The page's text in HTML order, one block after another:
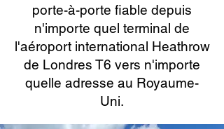
porte-à-porte fiable depuis
n'importe quel terminal de
l'aéroport international Heathrow
de Londres T6 vers n'importe
quelle adresse au Royaume-
Uni.